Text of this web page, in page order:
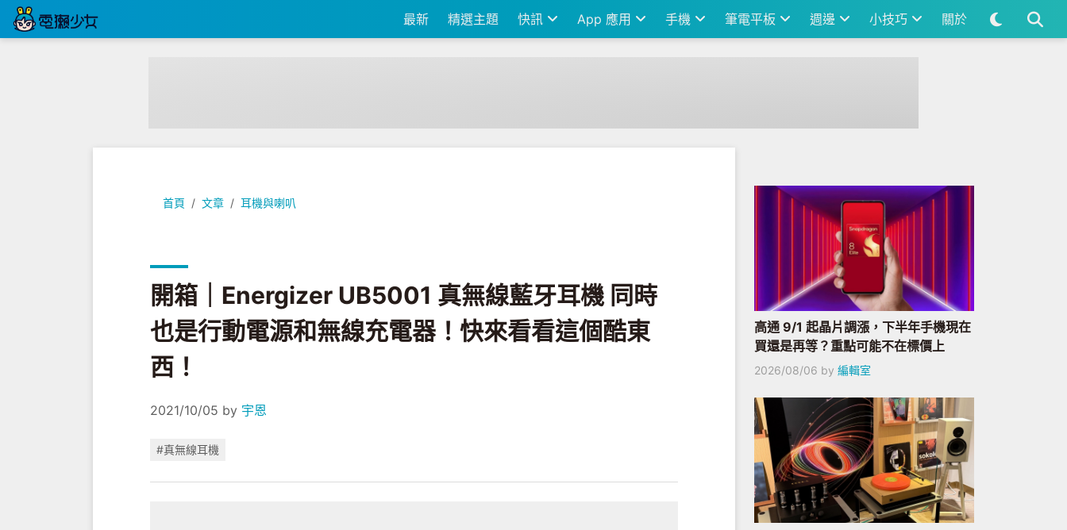
最新 精選主題 快訊 App 應用 手機 筆電平板 週邊 小技巧 關於
首頁 文章 耳機與喇叭
開箱｜Energizer UB5001 真無線藍牙耳機 同時也是行動電源和無線充電器！快來看看這個酷東西！
開箱｜Energizer UB5001 真無線藍牙耳機 同時
也是行動電源和無線充電器！快來看看這個酷東
西！
2021/10/05 by 宇恩
#真無線耳機
高通 9/1 起晶片調漲，下半年手機現在
買還是再等？重點可能不在標價上
2026/08/06 by 編輯室